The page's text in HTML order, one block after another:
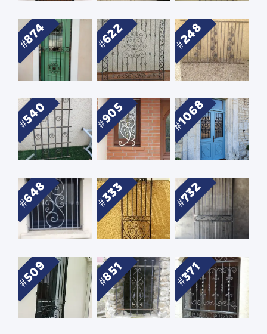
874 622 248
540 905 1068
648 333 732
509 851 371